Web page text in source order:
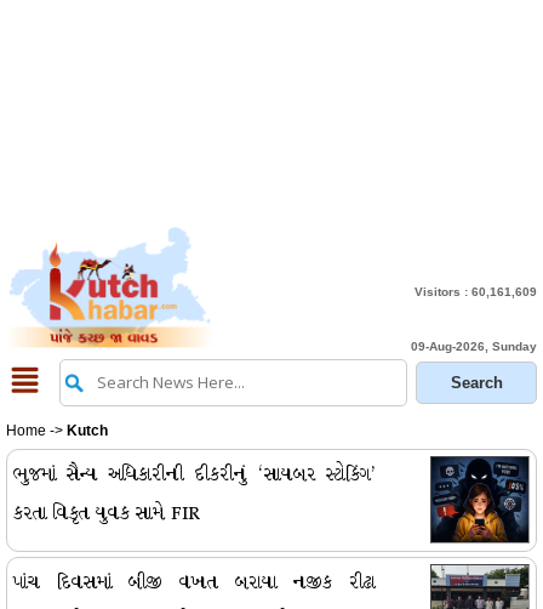
Visitors : 60,161,609
09-Aug-2026, Sunday
Home -> Kutch
ભુજમાં સૈન્ય અધિકારીની દીકરીનું ‘સાયબર સ્ટોકિંગ’
કરતા વિકૃત યુવક સામે FIR
પાંચ દિવસમાં બીજી વખત બરાયા નજીક રીઢા